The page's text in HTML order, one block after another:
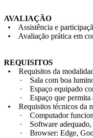
AVALIAÇÃO
• Assistência e
• Avaliação prática em
REQUISITOS
• Requisitos da
· Sala com boa
· Espaço equipado com
· Espaço que permita a
• Requisitos técnicos da
· Computador funcional
· Software adequado,
· Browser: Edge,